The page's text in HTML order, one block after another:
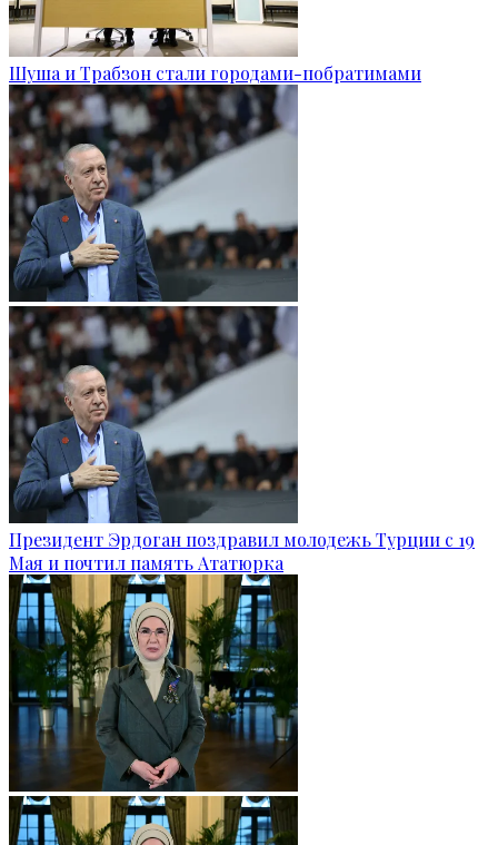
Шуша и Трабзон стали городами-побратимами
Президент Эрдоган поздравил молодежь Турции с 19
Мая и почтил память Ататюрка